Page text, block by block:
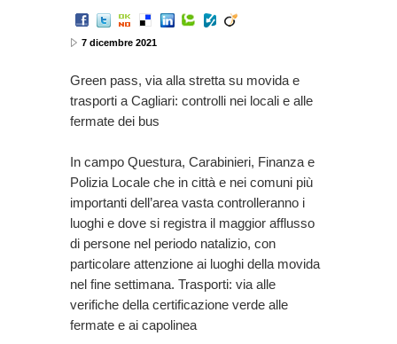
7 dicembre 2021
Green pass, via alla stretta su movida e
trasporti a Cagliari: controlli nei locali e alle
fermate dei bus
In campo Questura, Carabinieri, Finanza e
Polizia Locale che in città e nei comuni più
importanti dell’area vasta controlleranno i
luoghi e dove si registra il maggior afflusso
di persone nel periodo natalizio, con
particolare attenzione ai luoghi della movida
nel fine settimana. Trasporti: via alle
verifiche della certificazione verde alle
fermate e ai capolinea